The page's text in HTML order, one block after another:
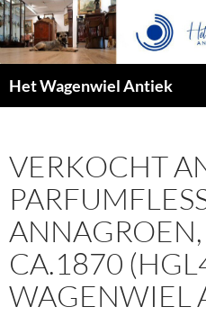
Het Wagenwiel Antiek
VERKOCHT
CA.1870
WAGENWIEL